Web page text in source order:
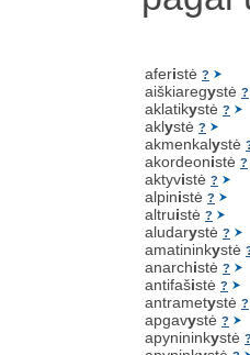
aferistė ?
aiškiaregystė ?
aklatikystė ?
aklystė ?
akmenkalystė
akordeonistė ?
aktyvistė ?
alpinistė ?
altruistė ?
aludarystė ?
amatininkystė
anarchistė ?
antifašistė ?
antrametystė ?
apgavystė ?
apynininkystė ?